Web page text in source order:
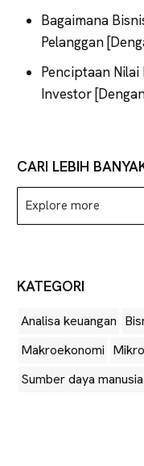
Bagaimana
Pelanggan
Penciptaan Nilai
Investor
CARI LEBIH
Explore
more
KATEGORI
Analisa keuangan
Makroekonomi
Sumber daya manusia